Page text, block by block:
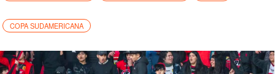
COPA SUDAMERICANA